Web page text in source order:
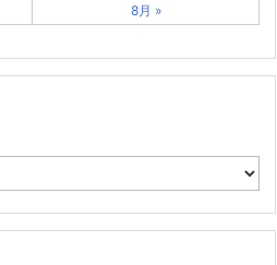
8月 »